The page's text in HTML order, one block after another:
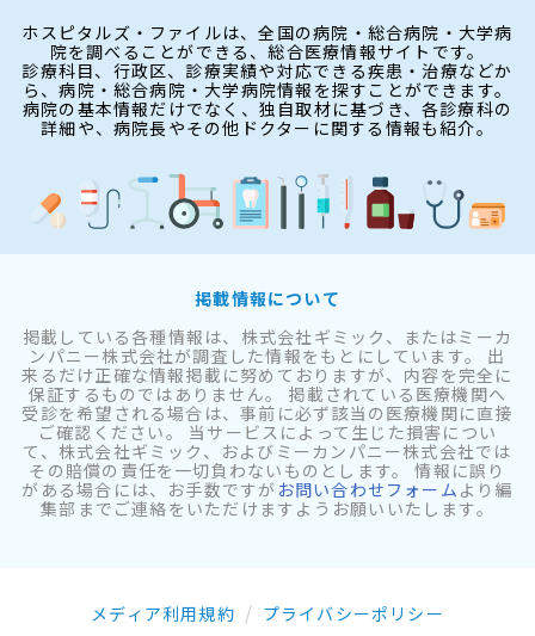
ホスピタルズ・ファイルは、全国の病院・総合病院・大学病
院を調べることができる、総合医療情報サイトです。
診療科目、行政区、診療実績や対応できる疾患・治療などか
ら、病院・総合病院・大学病院情報を探すことができます。
病院の基本情報だけでなく、独自取材に基づき、各診療科の
詳細や、病院長やその他ドクターに関する情報も紹介。
掲載情報について
掲載している各種情報は、株式会社ギミック、またはミーカ
ンパニー株式会社が調査した情報をもとにしています。 出
来るだけ正確な情報掲載に努めておりますが、内容を完全に
保証するものではありません。 掲載されている医療機関へ
受診を希望される場合は、事前に必ず該当の医療機関に直接
ご確認ください。 当サービスによって生じた損害につい
て、株式会社ギミック、およびミーカンパニー株式会社では
その賠償の責任を一切負わないものとします。 情報に誤り
がある場合には、お手数ですが お問い合わせフォーム より編
集部までご連絡をいただけますようお願いいたします。
メディア利用規約 プライバシーポリシー